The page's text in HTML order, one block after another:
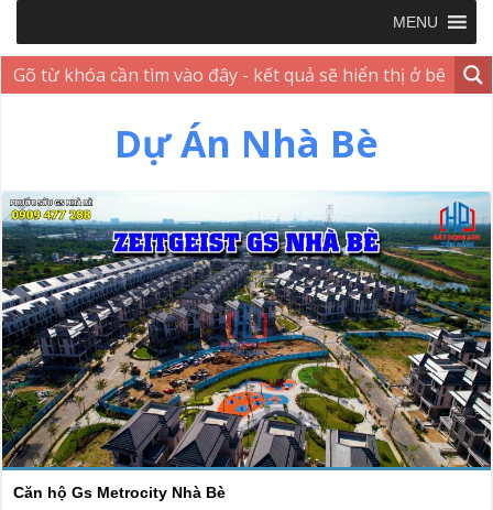
MENU
Dự Án Nhà Bè
Căn hộ Gs Metrocity Nhà Bè